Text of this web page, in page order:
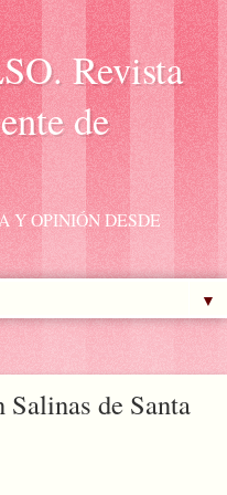
Revista
de
Y OPINIÓN DESDE
▼
de Santa